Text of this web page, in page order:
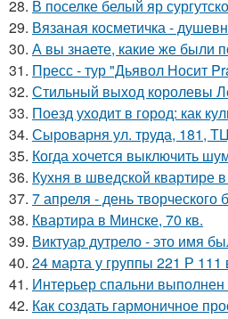
28. В поселке белый яр
29. Вязаная косметичка -
30. А вы знаете, какие же были
31. Пресс - тур "Дьявол Носит
32. Стильный выход королевы
33. Поезд уходит в город: как
34. Сыроварня ул. труда, 181,
35. Когда хочется выключить
36. Кухня в шведской квартире
37. 7 апреля - день творческого
38. Квартира в Минске, 70 кв.
39. Виктуар дутрело - это имя
40. 24 марта у группы 221 Р
41. Интерьер спальни выполнен
42. Как создать гармоничное